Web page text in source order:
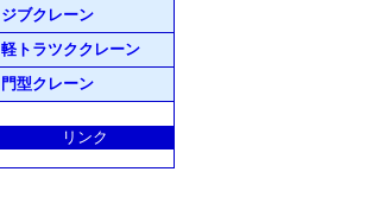
ジブクレーン
軽トラツククレーン
門型クレーン
リンク